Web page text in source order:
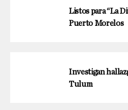
Listos para “La
Puerto Morelos
Investigan
Tulum